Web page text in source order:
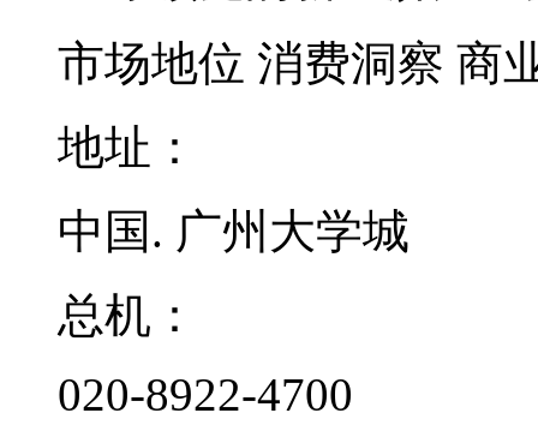
市场地位 消费洞察 商
地址：
中国. 广州大学城
总机：
020-8922-4700